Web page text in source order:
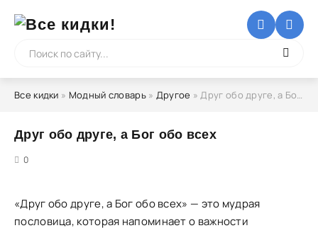
Все кидки » Модный словарь» Другое » Друг обо друге, а Бог обо всех
Друг обо друге, а Бог обо всех
0
«Друг обо друге, а Бог обо всех» — это мудрая
пословица, которая напоминает о важности